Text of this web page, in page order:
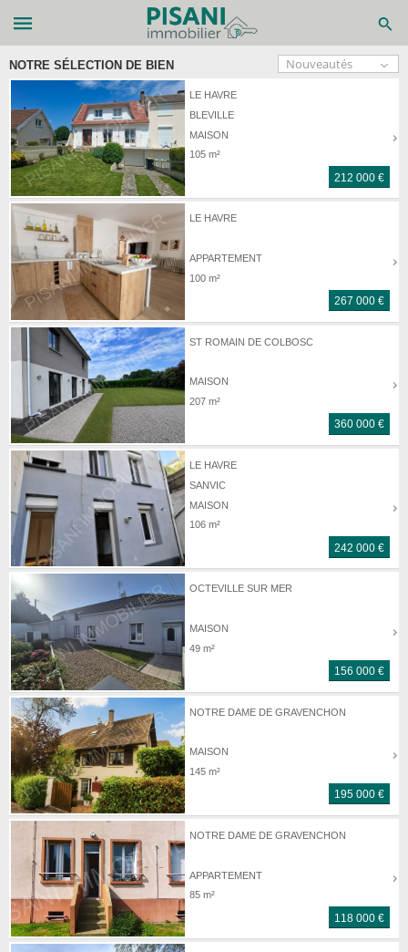
NOTRE SÉLECTION DE BIEN
LE HAVRE
BLEVILLE
MAISON
105 m²
212 000 €
LE HAVRE
APPARTEMENT
100 m²
267 000 €
ST ROMAIN DE COLBOSC
MAISON
207 m²
360 000 €
LE HAVRE
SANVIC
MAISON
106 m²
242 000 €
OCTEVILLE SUR MER
MAISON
49 m²
156 000 €
NOTRE DAME DE GRAVENCHON
MAISON
145 m²
195 000 €
NOTRE DAME DE GRAVENCHON
APPARTEMENT
85 m²
118 000 €